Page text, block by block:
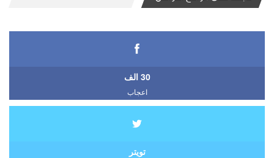
30 الف
اعجاب
تويتر